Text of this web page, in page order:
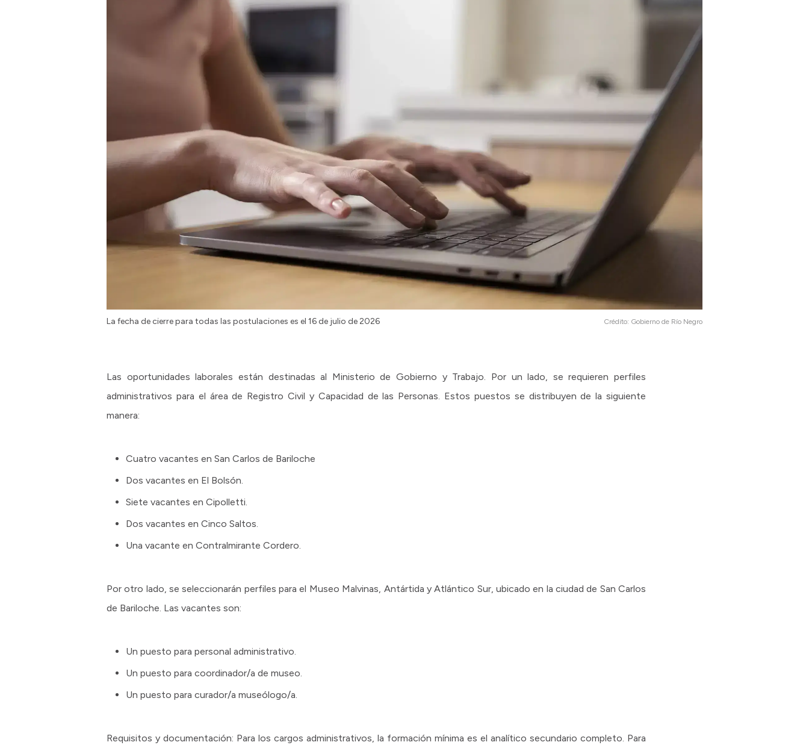
La fecha de cierre para todas las postulaciones es el 16 de julio de 2026 Crédito: Gobierno de Río Negro
Las oportunidades laborales están destinadas al Ministerio de Gobierno y Trabajo. Por un lado, se requieren perfiles
administrativos para el área de Registro Civil y Capacidad de las Personas. Estos puestos se distribuyen de la siguiente
manera:
Cuatro vacantes en San Carlos de Bariloche
Dos vacantes en El Bolsón.
Siete vacantes en Cipolletti.
Dos vacantes en Cinco Saltos.
Una vacante en Contralmirante Cordero.
Por otro lado, se seleccionarán perfiles para el Museo Malvinas, Antártida y Atlántico Sur, ubicado en la ciudad de San Carlos
de Bariloche. Las vacantes son:
Un puesto para personal administrativo.
Un puesto para coordinador/a de museo.
Un puesto para curador/a museólogo/a.
Requisitos y documentación: Para los cargos administrativos, la formación mínima es el analítico secundario completo. Para